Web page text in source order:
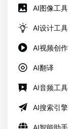
AI图像工具
AI设计工具
AI视频创作
AI翻译
AI音频工具
AI搜索引擎
AI智能助手